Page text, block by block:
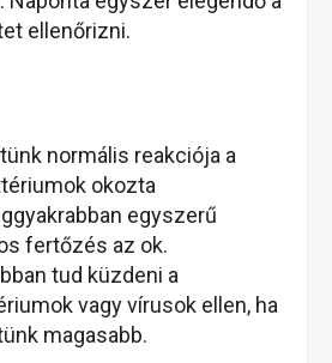
ellenőrizni.
normális reakciója a
okozta
egyszerű
fertőzés az ok.
tud küzdeni a
vagy vírusok ellen, ha
magasabb.